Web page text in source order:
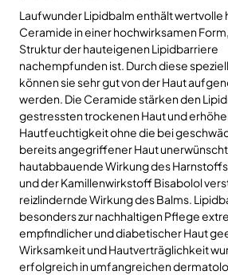
Laufwunder Lipidbalm enthält wertvolle
Ceramide in einer hochwirksamen
Struktur der hauteigenen Lipidbarriere
nachempfunden ist. Durch diese
können sie sehr gut von der Haut
werden. Die Ceramide stärken den
gestressten trockenen Haut und
Hautfeuchtigkeit ohne die bei
bereits angegriffener Haut
hautabbauende Wirkung des
und der Kamillenwirkstoff Bisabolol
reizlindernde Wirkung des Balms.
besonders zur nachhaltigen Pflege
empfindlicher und diabetischer Haut
Wirksamkeit und Hautverträglichkeit
erfolgreich in umfangreichen